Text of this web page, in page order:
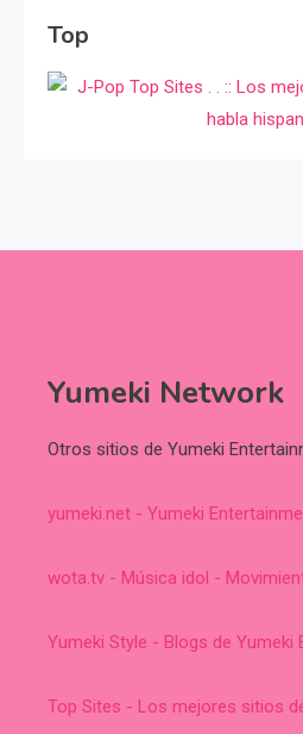
Top
Yumeki Network
Otros sitios de Yumeki
yumeki.net - Yumeki
wota.tv - Música idol -
Yumeki Style - Blogs de Yumeki
Top Sites - Los mejores sitios